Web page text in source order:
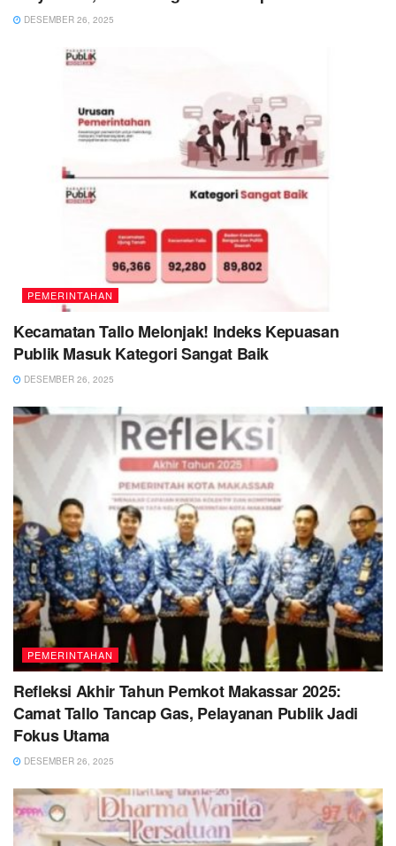
DESEMBER 26, 2025
PEMERINTAHAN
Kecamatan Tallo Melonjak! Indeks Kepuasan
Publik Masuk Kategori Sangat Baik
DESEMBER 26, 2025
PEMERINTAHAN
Refleksi Akhir Tahun Pemkot Makassar 2025:
Camat Tallo Tancap Gas, Pelayanan Publik Jadi
Fokus Utama
DESEMBER 26, 2025